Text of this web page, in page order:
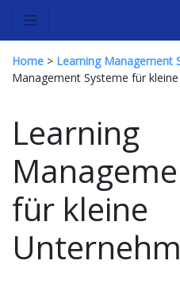
Home > Learning Management
Management Systeme für
Learning
für kleine